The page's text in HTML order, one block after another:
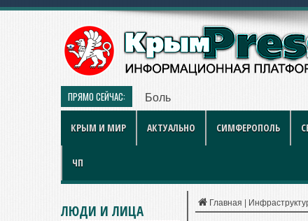
ПРЯМО СЕЙЧАС: Больше чем игра: как
КРЫМ И МИР АКТУАЛЬНО СИМФЕРОПОЛЬ
ЧП
Главная
ЛЮДИ И ЛИЦА